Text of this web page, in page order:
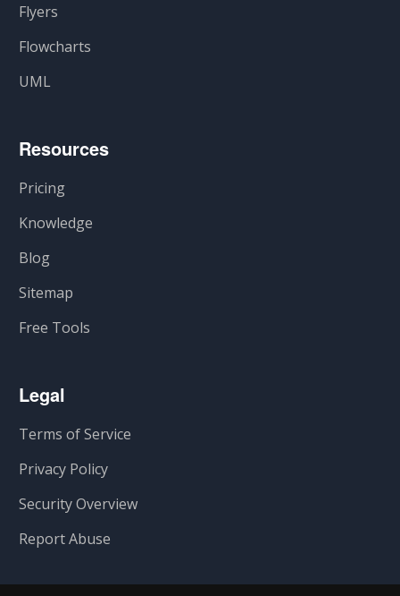
Flyers
Flowcharts
UML
Resources
Pricing
Knowledge
Blog
Sitemap
Free Tools
Legal
Terms of Service
Privacy Policy
Security Overview
Report Abuse